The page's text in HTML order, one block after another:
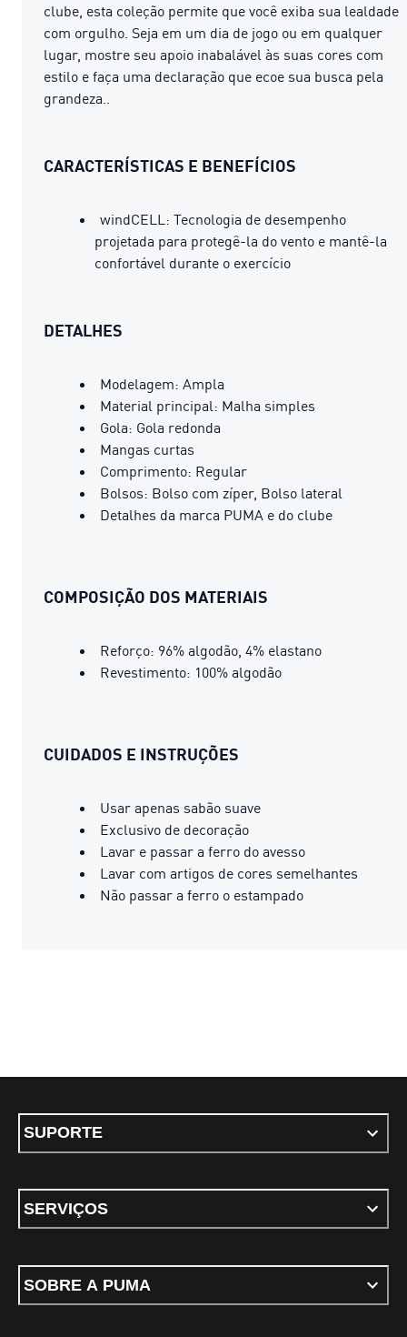
clube, esta coleção permite que você exiba sua lealdade
com orgulho. Seja em um dia de jogo ou em qualquer
lugar, mostre seu apoio inabalável às suas cores com
estilo e faça uma declaração que ecoe sua busca pela
grandeza..
CARACTERÍSTICAS E BENEFÍCIOS
windCELL: Tecnologia de desempenho
projetada para protegê-la do vento e mantê-la
confortável durante o exercício
DETALHES
Modelagem: Ampla
Material principal: Malha simples
Gola: Gola redonda
Mangas curtas
Comprimento: Regular
Bolsos: Bolso com zíper, Bolso lateral
Detalhes da marca PUMA e do clube
COMPOSIÇÃO DOS MATERIAIS
Reforço: 96% algodão, 4% elastano
Revestimento: 100% algodão
CUIDADOS E INSTRUÇÕES
Usar apenas sabão suave
Exclusivo de decoração
Lavar e passar a ferro do avesso
Lavar com artigos de cores semelhantes
Não passar a ferro o estampado
SUPORTE
SERVIÇOS
SOBRE A PUMA